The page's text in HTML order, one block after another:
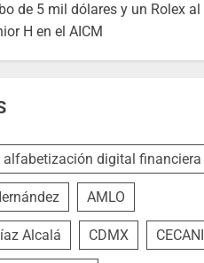
de 5 mil dólares y un Rolex al
H en el AICM
alfabetización digital financiera
AMLO
Alcalá CDMX CECANI